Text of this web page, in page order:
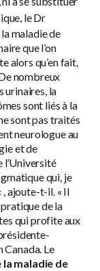
le Dr
maladie de
que l’on
alors qu’en fait,
nombreux
urinaires, la
sont liés à la
sont pas traités
neurologue au
et de
l’Université
qui, je
, ajoute-t-il. « Il
pratique de la
qui profite aux
Le
maladie de